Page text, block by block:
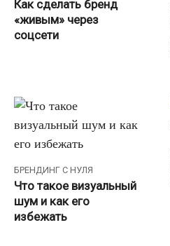
Как сделать бренд
«живым» через
соцсети
БРЕНДИНГ С НУЛЯ
Что такое визуальный
шум и как его
избежать